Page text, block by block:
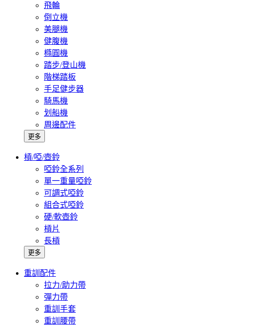
飛輪
倒立機
美腿機
健腹機
橢圓機
踏步/登山機
階梯踏板
手足健步器
騎馬機
划船機
周邊配件
更多
槓/啞/壺鈴
啞鈴全系列
單一重量啞鈴
可調式啞鈴
組合式啞鈴
硬/軟壺鈴
槓片
長槓
更多
重訓配件
拉力/助力帶
彈力帶
重訓手套
重訓腰帶